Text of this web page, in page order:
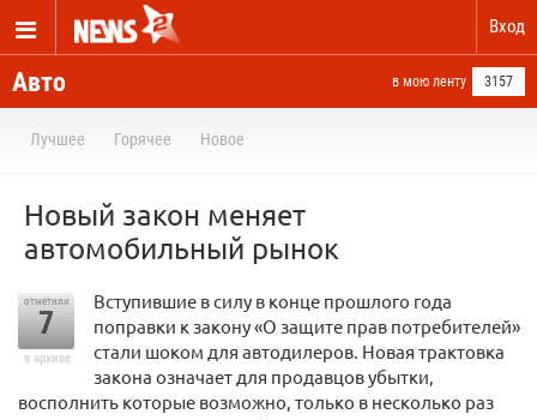
Вход
Авто в мою ленту 3157
Лучшее Горячее Новое
Новый закон меняет
автомобильный рынок
отметили
7
в архиве
Вступившие в силу в конце прошлого года
поправки к закону «О защите прав потребителей»
стали шоком для автодилеров. Новая трактовка
закона означает для продавцов убытки,
восполнить которые возможно, только в несколько раз